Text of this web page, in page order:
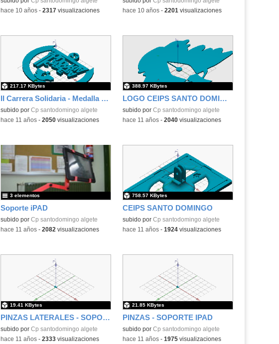
-hace 10 años- 2317visualizaciones -hace 10 años- 2201 visualizaciones
II Carrera Solidaria - Medalla 2º puesto
subido por Cp santodomingo algete
217.17 KBytes
-hace 11 años- 2050visualizaciones
LOGO CEIPS SANTO DOMINGO
subido por Cp santodomingo algete
388.97 KBytes
-hace 11 años- 2040visualizaciones
Soporte iPAD
subido por Cp santodomingo algete
3 elementos
-hace 11 años- 2082 visualizaciones
CEIPS SANTO DOMINGO
subido por Cp santodomingo algete
758.57 KBytes
-hace 11 años- 1924visualizaciones
PINZAS LATERALES - SOPORTE IPAD
subido por Cp santodomingo algete
19.41 KBytes
-hace 11 años- 2333visualizaciones
PINZAS - SOPORTE IPAD
subido por Cp santodomingo algete
21.85 KBytes
-hace 11 años- 1975visualizaciones